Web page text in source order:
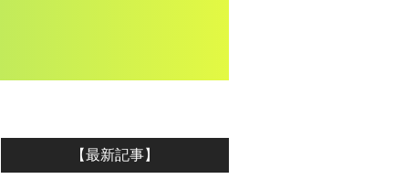
【最新記事】